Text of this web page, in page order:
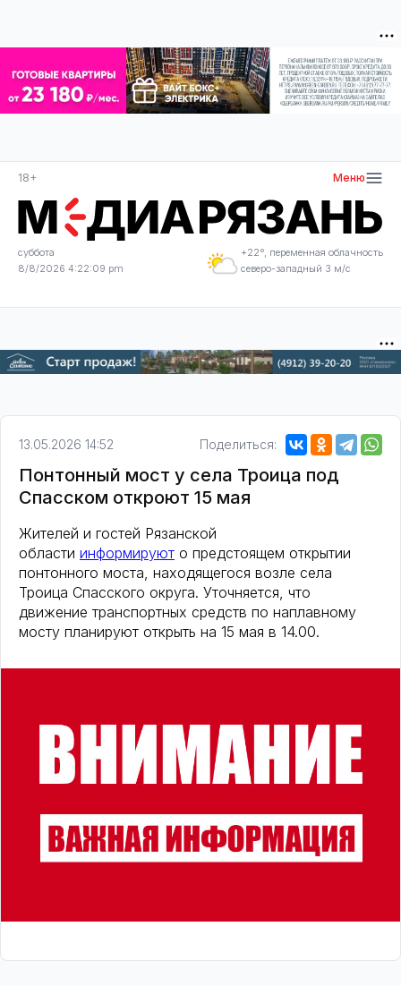
18+ Меню
суббота
8/8/2026 4:22:10 pm
+22°, переменная облачность
северо-западный 3 м/с
13.05.2026 14:52 Поделиться:
Понтонный мост у села Троица под
Спасском откроют 15 мая
Жителей и гостей Рязанской
области информируют о предстоящем открытии
понтонного моста, находящегося возле села
Троица Спасского округа. Уточняется, что
движение транспортных средств по наплавному
мосту планируют открыть на 15 мая в 14.00.